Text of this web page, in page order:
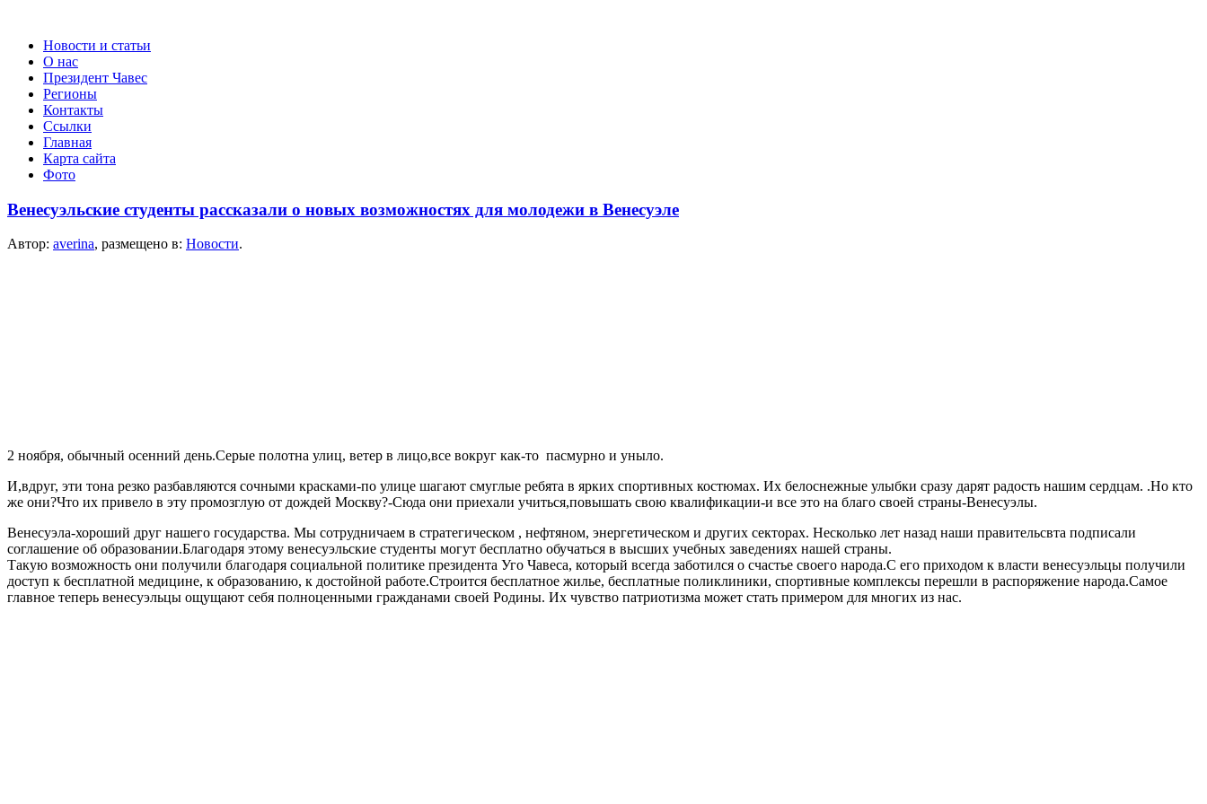
Новости и статьи
О нас
Президент Чавес
Регионы
Контакты
Ссылки
Главная
Карта сайта
Фото
Венесуэльские студенты рассказали о новых возможностях для молодежи в Венесуэле
Автор: averina, размещено в: Новости.
2 ноября, обычный осенний день.Серые полотна улиц, ветер в лицо,все вокруг как-то пасмурно и уныло.
И,вдруг, эти тона резко разбавляются сочными красками-по улице шагают смуглые ребята в ярких спортивных костюмах. Их белоснежные улыбки сразу дарят радость нашим сердцам. .Но кто
же они?Что их привело в эту промозглую от дождей Москву?-Сюда они приехали учиться,повышать свою квалификации-и все это на благо своей страны-Венесуэлы.
Венесуэла-хороший друг нашего государства. Мы сотрудничаем в стратегическом , нефтяном, энергетическом и других секторах. Несколько лет назад наши правительсвта подписали
соглашение об образовании.Благодаря этому венесуэльские студенты могут бесплатно обучаться в высших учебных заведениях нашей страны.
Такую возможность они получили благодаря социальной политике президента Уго Чавеса, который всегда заботился о счастье своего народа.С его приходом к власти венесуэльцы получили
доступ к бесплатной медицине, к образованию, к достойной работе.Строится бесплатное жилье, бесплатные поликлиники, спортивные комплексы перешли в распоряжение народа.Самое
главное теперь венесуэльцы ощущают себя полноценными гражданами своей Родины. Их чувство патриотизма может стать примером для многих из нас.